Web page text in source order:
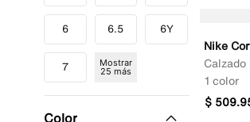
6 6.5 6Y
7 Mostrar
25 más
Color
Nike
1 color
$ 509.